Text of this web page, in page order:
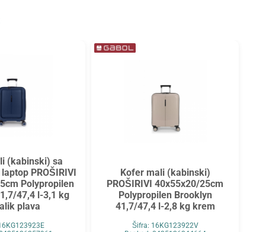
(kabinski) sa
PROŠIRIVI
Polypropilen
47,4 l-3,1 kg
plava
Kofer mali (kabinski)
PROŠIRIVI 40x55x20/25cm
Polypropilen Brooklyn
41,7/47,4 l-2,8 kg krem
Šifra: 16KG123922V